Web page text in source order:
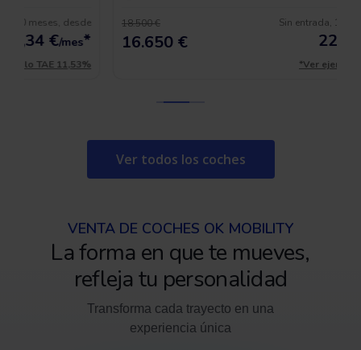
18.500 €
16.650 €
Sin entrada, 120 meses, desde
/mes*
*Ver ejemplo TAE 11,53%
Ver todos los coches
VENTA DE COCHES OK MOBILITY
La forma en que te mueves,
refleja tu personalidad
Transforma cada trayecto en una
experiencia única